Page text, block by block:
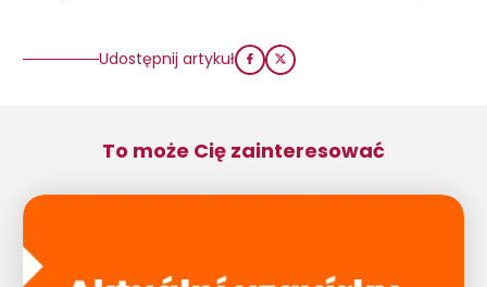
Udostępnij artykuł
To może Cię zainteresować